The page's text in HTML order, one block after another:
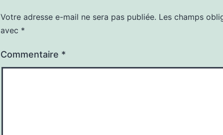
Votre adresse e-mail ne sera pas publiée. Les champs
avec *
Commentaire *